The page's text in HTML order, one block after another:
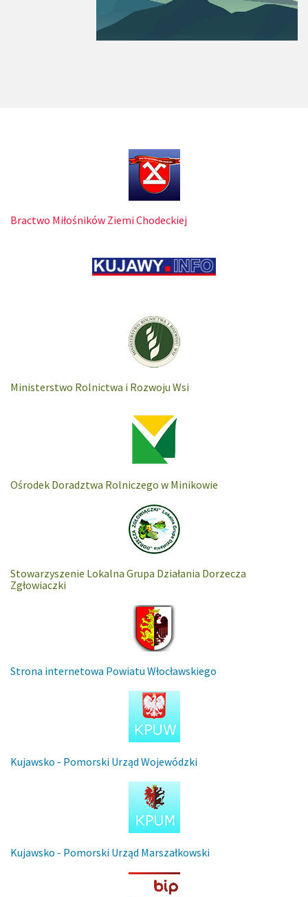
Bractwo Miłośników Ziemi Chodeckiej
Ministerstwo Rolnictwa i Rozwoju Wsi
Ośrodek Doradztwa Rolniczego w Minikowie
Stowarzyszenie Lokalna Grupa Działania Dorzecza
Zgłowiaczki
Strona internetowa Powiatu Włocławskiego
Kujawsko - Pomorski Urząd Wojewódzki
Kujawsko - Pomorski Urząd Marszałkowski